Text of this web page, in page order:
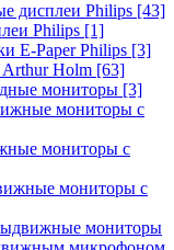
дисплеи Philips [43]
Philips [1]
E-Paper Philips [3]
Holm [63]
мониторы [3]
мониторы с
мониторы с
мониторы с
мониторы